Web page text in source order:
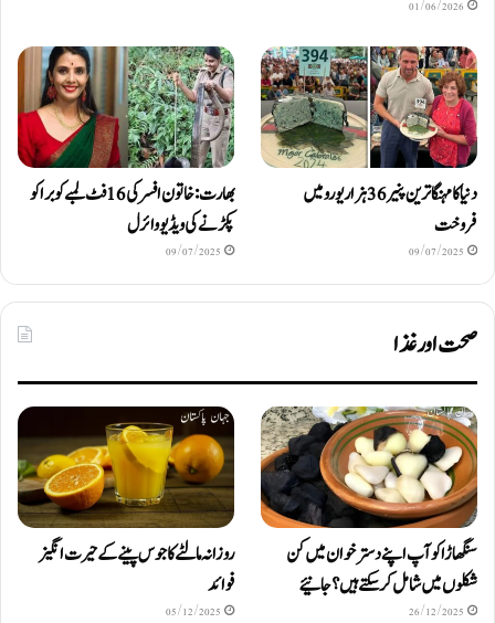
01/06/2026
دنیا کا مہنگا ترین پنیر 36 ہزار یورو میں
فروخت
09/07/2025
بھارت: خاتون افسر کی 16 فٹ لمبے کوبرا کو
پکڑنے کی ویڈیو وائرل
09/07/2025
صحت اور غذا
سنگھاڑا کو آپ اپنے دستر خوان میں کن
شکلوں میں شامل کرسکتے ہیں ؟ جانیئے
26/12/2025
روزانہ مالٹے کا جوس پینے کے حیرت انگیز
فوائد
05/12/2025